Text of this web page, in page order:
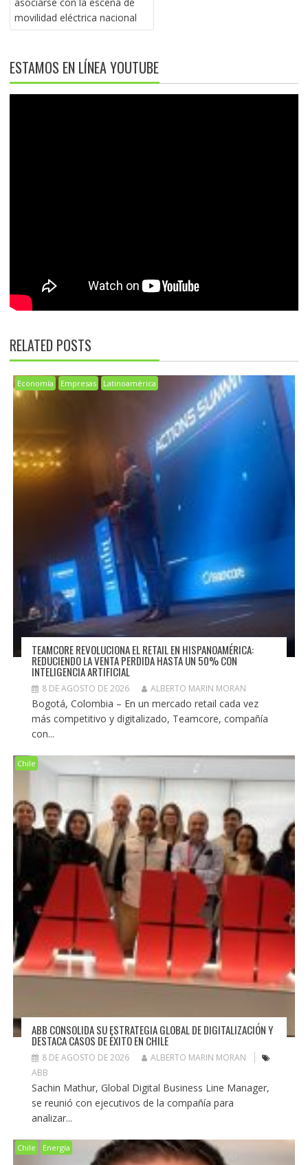
movilidad eléctrica nacional
ESTAMOS EN LÍNEA YOUTUBE
RELATED POSTS
Economía Empresas Latinoamérica
TEAMCORE REVOLUCIONA EL RETAIL EN HISPANOAMÉRICA:
REDUCIENDO LA VENTA PERDIDA HASTA UN 50% CON
INTELIGENCIA ARTIFICIAL
8 DE AGOSTO DE 2026 ALBERTO MARIN MORAN
Bogotá, Colombia – En un mercado retail cada vez
más competitivo y digitalizado, Teamcore, compañía
con...
Chile
ABB CONSOLIDA SU ESTRATEGIA GLOBAL DE DIGITALIZACIÓN Y
DESTACA CASOS DE ÉXITO EN CHILE
8 DE AGOSTO DE 2026
ALBERTO MARIN MORAN
ABB
Sachin Mathur, Global Digital Business Line Manager,
se reunió con ejecutivos de la compañía para
analizar...
Chile Energía